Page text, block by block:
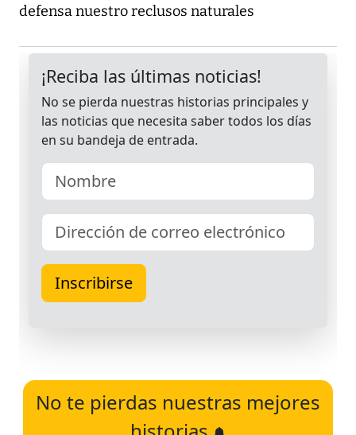
defensa nuestro reclusos naturales
No te pierdas nuestras mejores